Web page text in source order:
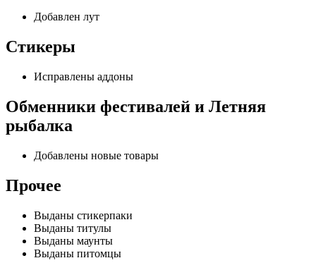
Добавлен лут
Стикеры
Исправлены аддоны
Обменники фестивалей и Летняя
рыбалка
Добавлены новые товары
Прочее
Выданы стикерпаки
Выданы титулы
Выданы маунты
Выданы питомцы